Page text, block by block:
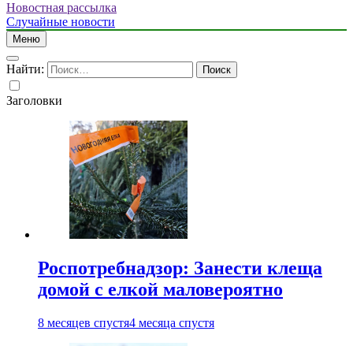
Just another WordPress site
Новостная рассылка
Случайные новости
Меню
Найти:
Заголовки
Роспотребнадзор: Занести клеща
домой с елкой маловероятно
8 месяцев спустя4 месяца спустя